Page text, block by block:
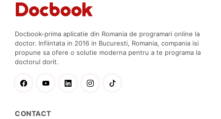
Docbook-prima aplicatie din Romania de programari online la
doctor. Infiintata in 2016 in Bucuresti, Romania, compania isi
propune sa ofere o solutie moderna pentru a te programa la
doctorul dorit.
CONTACT